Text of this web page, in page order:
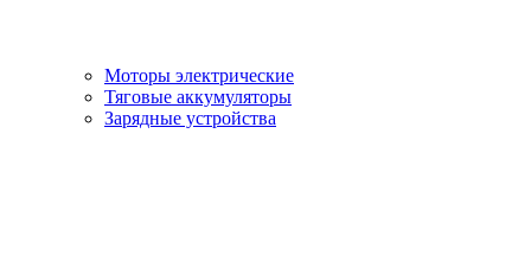
Моторы электрические
Тяговые аккумуляторы
Зарядные устройства